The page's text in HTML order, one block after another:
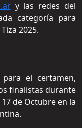
y las redes del
categoría para
2025.
el certamen,
finalistas durante
de Octubre en la